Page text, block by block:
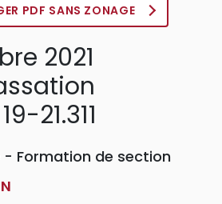
PDF SANS ZONAGE
2021
21.311
Formation de section